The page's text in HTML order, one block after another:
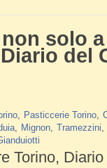
solo
del
Pasticcerie Torino
Mignon Tramezzini
Torino,